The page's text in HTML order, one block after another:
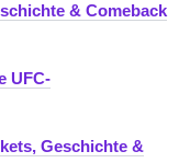
& Comeback
UFC-
Geschichte &